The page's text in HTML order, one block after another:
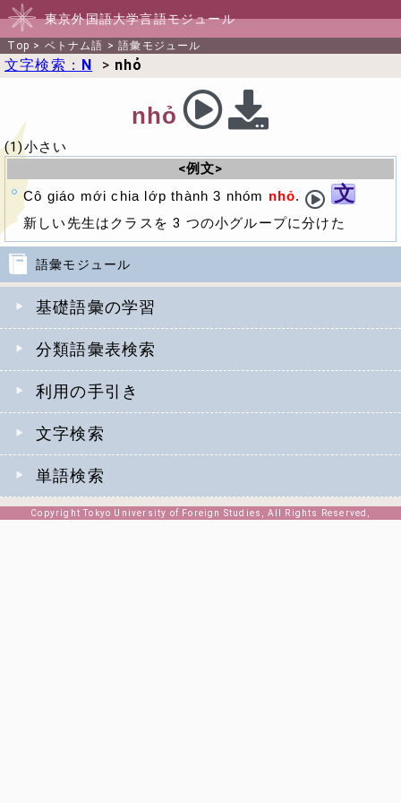
東京外国語大学言語モジュール
Top > ベトナム語 >語彙モジュール
語彙モジュール
基礎語彙の学習
分類語彙表検索
利用の手引き
文字検索
単語検索
文字検索： N > nhỏ
nhỏ
(1)小さい
<例文>
Cô giáo mới chia lớp thành 3 nhóm nhỏ. 文
新しい先生はクラスを 3 つの小グループに分けた
Copyright Tokyo University of Foreign Studies, All Rights Reserved,